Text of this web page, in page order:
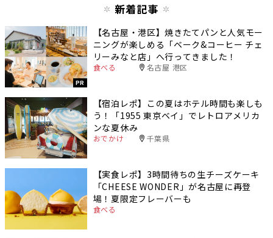
新着記事
PR
【名古屋・港区】焼きたてパンと人気モー
ニングが楽しめる「ベーク&コーヒー チェ
リーみなと店」へ行ってきました！
食べる 名古屋 港区
【宿泊レポ】この夏はホテル時間も楽しも
う！「1955 東京ベイ」でレトロアメリカ
ンな夏休み
おでかけ 千葉県
【実食レポ】3時間待ちの生チーズケーキ
「CHEESE WONDER」が名古屋に再登
場！夏限定フレーバーも
食べる